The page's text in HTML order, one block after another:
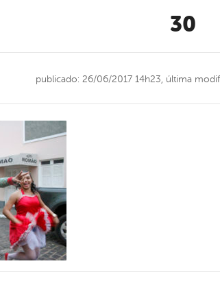
30
publicado: 26/06/2017 14h23, última